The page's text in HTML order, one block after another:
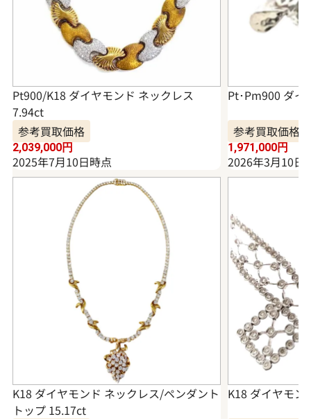
Pt900/K18 ダイヤモンド ネックレス
7.94ct
参考買取価格
2,039,000円
2025年7月10日時点
Pt･Pm900 ダイ
参考買取価格
1,971,000円
2026年3月10日
K18 ダイヤモンド ネックレス/ペンダント
トップ 15.17ct
K18 ダイヤモン